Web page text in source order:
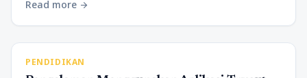
Read more arrow_forward
PENDIDIKAN